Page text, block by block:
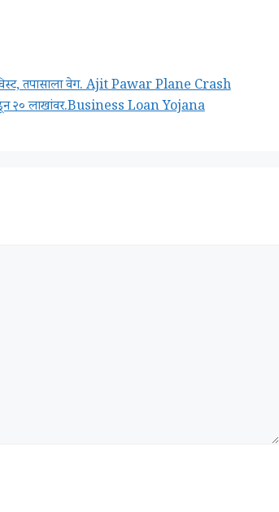
ट्विस्ट, तपासाला वेग. Ajit Pawar Plane Crash
वाढून २० लाखांवर.Business Loan Yojana